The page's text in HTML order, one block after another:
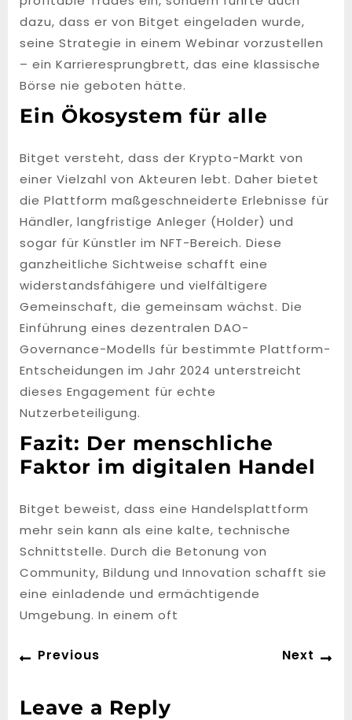
dazu, dass er von Bitget eingeladen wurde,
seine Strategie in einem Webinar vorzustellen
– ein Karrieresprungbrett, das eine klassische
Börse nie geboten hätte.
Ein Ökosystem für alle
Bitget versteht, dass der Krypto-Markt von
einer Vielzahl von Akteuren lebt. Daher bietet
die Plattform maßgeschneiderte Erlebnisse für
Händler, langfristige Anleger (Holder) und
sogar für Künstler im NFT-Bereich. Diese
ganzheitliche Sichtweise schafft eine
widerstandsfähigere und vielfältigere
Gemeinschaft, die gemeinsam wächst. Die
Einführung eines dezentralen DAO-
Governance-Modells für bestimmte Plattform-
Entscheidungen im Jahr 2024 unterstreicht
dieses Engagement für echte
Nutzerbeteiligung.
Fazit: Der menschliche
Faktor im digitalen Handel
Bitget beweist, dass eine Handelsplattform
mehr sein kann als eine kalte, technische
Schnittstelle. Durch die Betonung von
Community, Bildung und Innovation schafft sie
eine einladende und ermächtigende
Umgebung. In einem oft
Post
navigation
Previous Next
Leave a Reply